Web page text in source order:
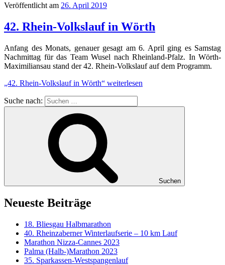
Veröffentlicht am 26. April 2019
42. Rhein-Volkslauf in Wörth
Anfang des Monats, genauer gesagt am 6. April ging es Samstag
Nachmittag für das Team Wusel nach Rheinland-Pfalz. In Wörth-
Maximiliansau stand der 42. Rhein-Volkslauf auf dem Programm.
„42. Rhein-Volkslauf in Wörth“ weiterlesen
Suche nach:
Suchen
Neueste Beiträge
18. Bliesgau Halbmarathon
40. Rheinzaberner Winterlaufserie – 10 km Lauf
Marathon Nizza-Cannes 2023
Palma (Halb-)Marathon 2023
35. Sparkassen-Westspangenlauf